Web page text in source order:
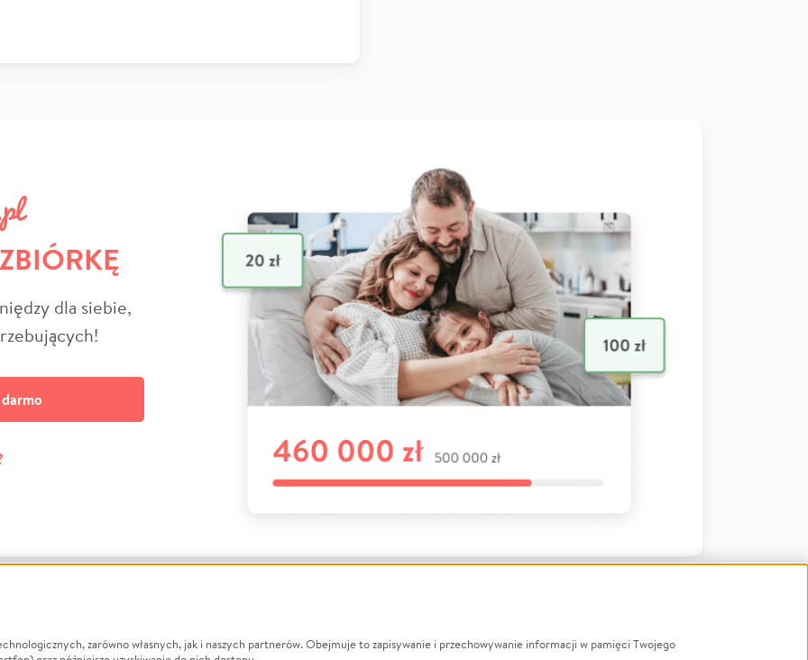
dla siebie,
O nas Zbieraj na
zarówno własnych, jak i naszych partnerów. Obejmuje to zapisywanie i przechowywanie informacji w pamięci Twojego